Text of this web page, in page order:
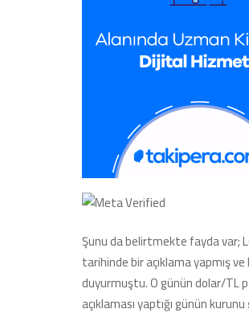
Şunu da belirtmekte fayda var;
tarihinde bir açıklama yapmış
duyurmuştu. O günün dolar/TL
açıklaması yaptığı günün kurunu